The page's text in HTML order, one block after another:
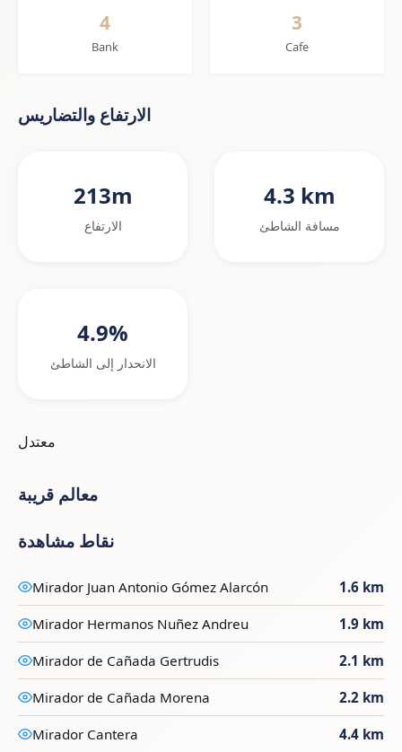
4
Bank
3
Cafe
الارتفاع والتضاريس
213m
الارتفاع
4.3 km
مسافة الشاطئ
4.9%
الانحدار إلى الشاطئ
معتدل
معالم قريبة
نقاط مشاهدة
Mirador Juan Antonio Gómez Alarcón 1.6 km
Mirador Hermanos Nuñez Andreu 1.9 km
Mirador de Cañada Gertrudis 2.1 km
Mirador de Cañada Morena 2.2 km
Mirador Cantera 4.4 km